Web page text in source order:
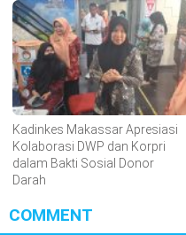
Kadinkes Makassar Apresiasi
Kolaborasi DWP dan Korpri
dalam Bakti Sosial Donor
Darah
COMMENT